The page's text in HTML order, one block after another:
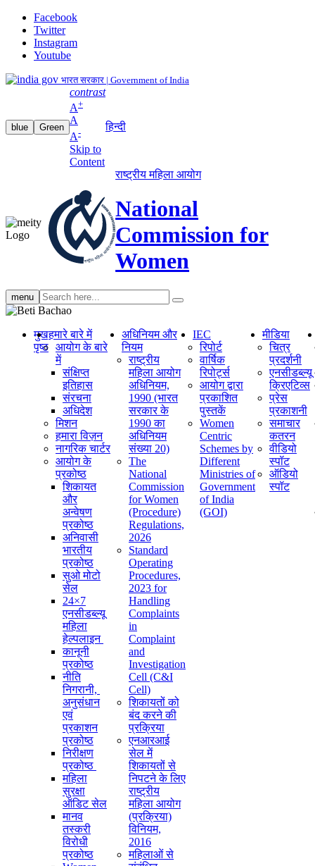
Facebook
Twitter
Instagram
Youtube
भारत सरकार | Government of India
blue Green
contrast
A+
A
A-
Skip to
Content
हिन्दी
राष्ट्रीय महिला आयोग
National
Commission for
Women
menu Search
search
मुख
पृष्ठ
हमारे बारे में
आयोग के बारे
में
संक्षिप्‍त
इतिहास
संरचना
अधिदेश
मिशन
हमारा विज़न
नागरिक चार्टर
आयोग के
प्रकोष्ठ
शिकायत
और
अन्वेषण
प्रकोष्ठ
अनिवासी
भारतीय
प्रकोष्ठ
सुओ मोटो
सेल
24×7
एनसीडब्ल्यू
महिला
हेल्पलाइन
कानूनी
प्रकोष्ठ
नीति
निगरानी, ​​
अनुसंधान
एवं
प्रकाशन
प्रकोष्ठ
निरीक्षण
प्रकोष्ठ
महिला
सुरक्षा
ऑडिट सेल
मानव
तस्करी
विरोधी
प्रकोष्ठ
अधिनियम और
नियम
राष्ट्रीय
महिला आयोग
अधिनियम,
1990 (भारत
सरकार के
1990 का
अधिनियम
संख्या 20)
The
National
Commission
for Women
(Procedure)
Regulations,
2026
Standard
Operating
Procedures,
2023 for
Handling
Complaints
in
Complaint
and
Investigation
Cell (C&I
Cell)
शिकायतों को
बंद करने की
प्रक्रिया
एनआरआई
सेल में
शिकायतों से
निपटने के लिए
राष्ट्रीय
महिला आयोग
(प्रक्रिया)
विनियम,
2016
महिलाओं से
IEC
रिपोर्ट
वार्षिक
रिपोर्ट्स
आयोग द्वारा
प्रकाशित
पुस्तकें
Women
Centric
Schemes by
Different
Ministries of
Government
of India
(GOI)
मीडिया
चित्र
प्रदर्शनी
एनसीडब्ल्यू
क्रिएटिव्स
प्रेस
प्रकाशनी
समाचार
कतरन
वीडियो
स्पॉट
ऑडियो
स्पॉट